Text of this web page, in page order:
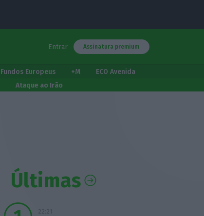
Entrar Assinatura premium
Fundos Europeus +M
ECO Avenida
Ataque ao Irão
Últimas
22:21